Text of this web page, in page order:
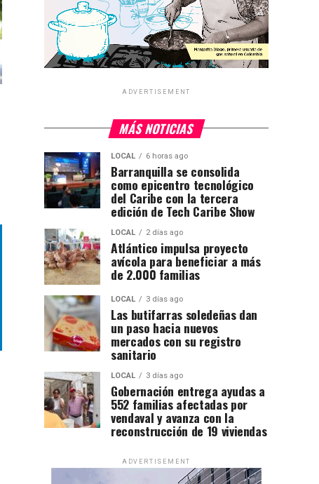
ADVERTISEMENT
MÁS NOTICIAS
LOCAL 6 horas ago
Barranquilla se consolida
como epicentro tecnológico
del Caribe con la tercera
edición de Tech Caribe Show
LOCAL 2 días ago
Atlántico impulsa proyecto
avícola para beneficiar a más
de 2.000 familias
LOCAL 3 días ago
Las butifarras soledeñas dan
un paso hacia nuevos
mercados con su registro
sanitario
LOCAL 3 días ago
Gobernación entrega ayudas a
552 familias afectadas por
vendaval y avanza con la
reconstrucción de 19 viviendas
ADVERTISEMENT